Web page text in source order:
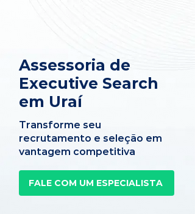
Assessoria de
Executive Search
em Uraí
Transforme seu
recrutamento e seleção em
vantagem competitiva
FALE COM UM ESPECIALISTA